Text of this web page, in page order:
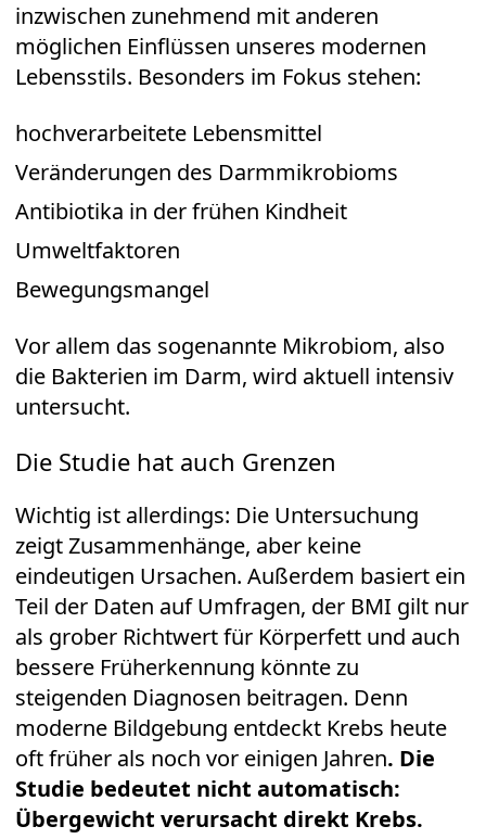
inzwischen zunehmend mit anderen
möglichen Einflüssen unseres modernen
Lebensstils. Besonders im Fokus stehen:
hochverarbeitete Lebensmittel
Veränderungen des Darmmikrobioms
Antibiotika in der frühen Kindheit
Umweltfaktoren
Bewegungsmangel
Vor allem das sogenannte Mikrobiom, also
die Bakterien im Darm, wird aktuell intensiv
untersucht.
Die Studie hat auch Grenzen
Wichtig ist allerdings: Die Untersuchung
zeigt Zusammenhänge, aber keine
eindeutigen Ursachen. Außerdem basiert ein
Teil der Daten auf Umfragen, der BMI gilt nur
als grober Richtwert für Körperfett und auch
bessere Früherkennung könnte zu
steigenden Diagnosen beitragen. Denn
moderne Bildgebung entdeckt Krebs heute
oft früher als noch vor einigen Jahren. Die
Studie bedeutet nicht automatisch:
Übergewicht verursacht direkt Krebs.